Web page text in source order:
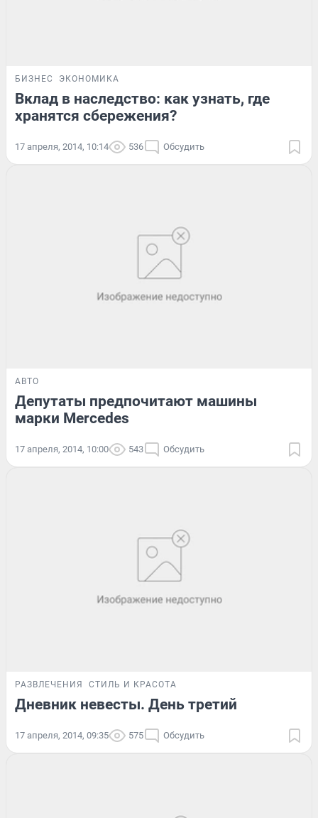
БИЗНЕС ЭКОНОМИКА
Вклад в наследство: как узнать, где
хранятся сбережения?
17 апреля, 2014, 10:14 536 Обсудить
АВТО
Депутаты предпочитают машины
марки Mercedes
17 апреля, 2014, 10:00 543 Обсудить
РАЗВЛЕЧЕНИЯ СТИЛЬ И КРАСОТА
Дневник невесты. День третий
17 апреля, 2014, 09:35 575 Обсудить